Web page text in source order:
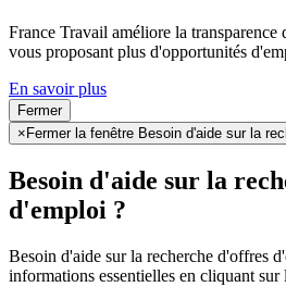
France Travail améliore la transparence
vous proposant plus d'opportunités
En savoir plus
Fermer
× Fermer la fenêtre Besoin d'aide sur la
Besoin d'aide sur la
d'emploi ?
Besoin d'aide sur la recherche d'offres
informations essentielles en cliquant sur